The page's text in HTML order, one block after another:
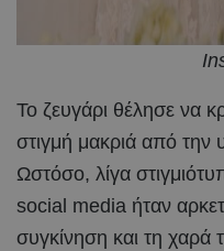
Το ζευγάρι θέλησε να
στιγμή μακριά από την
Ωστόσο, λίγα
social media ήταν
συγκίνηση και τη χαρά